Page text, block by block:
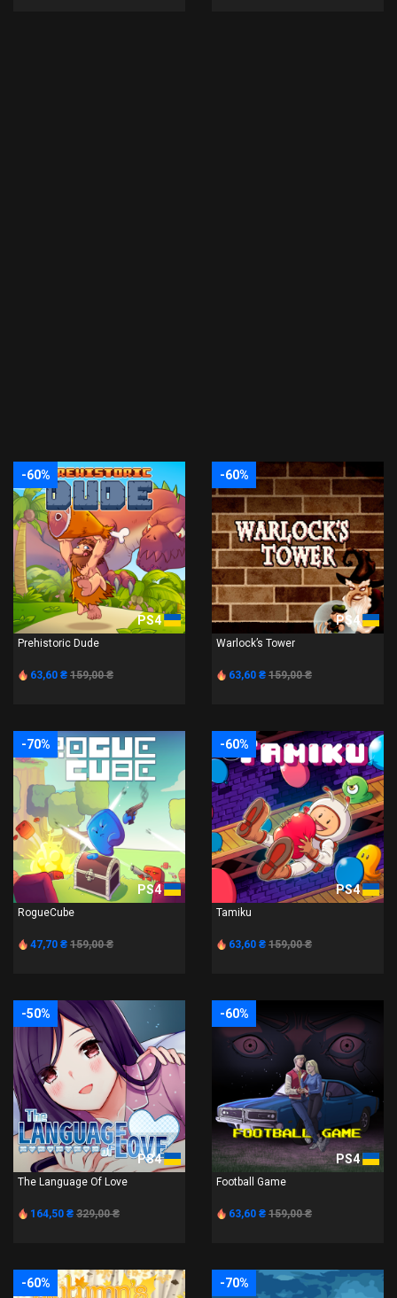
-60%
PS4
Prehistoric Dude
63,60 ₴ 159,00 ₴
-60%
PS4
Warlock’s Tower
63,60 ₴ 159,00 ₴
-70%
PS4
RogueCube
47,70 ₴ 159,00 ₴
-60%
PS4
Tamiku
63,60 ₴ 159,00 ₴
-50%
PS4
The Language Of Love
164,50 ₴ 329,00 ₴
-60%
PS4
Football Game
63,60 ₴ 159,00 ₴
-60% -70%